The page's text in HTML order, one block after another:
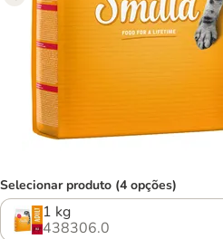
Selecionar produto (4 opções)
1 kg
438306.0